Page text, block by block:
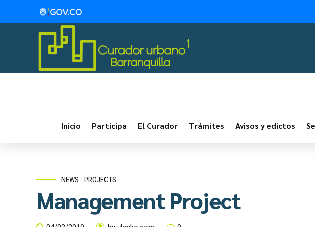
Inicio Participa El Curador Trámites Avisos y edictos
NEWS PROJECTS
Management Project